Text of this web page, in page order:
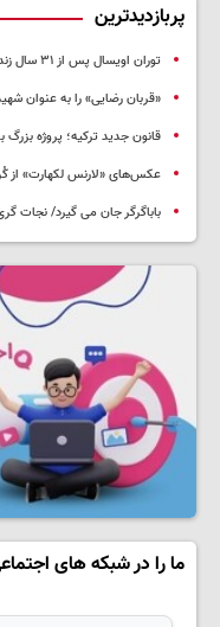
پربازدیدترین
توران اویسال پس از ۳۱ سال زندان آزاد شد
«قربان رضایی» را به عنوان
قانون جدید ترکیه؛ پروژه بزرگ‌
عکس‌های «لارنس لکهارت» از
باباگرگر جان می گیرد/ نجات
ما را در شبکه های